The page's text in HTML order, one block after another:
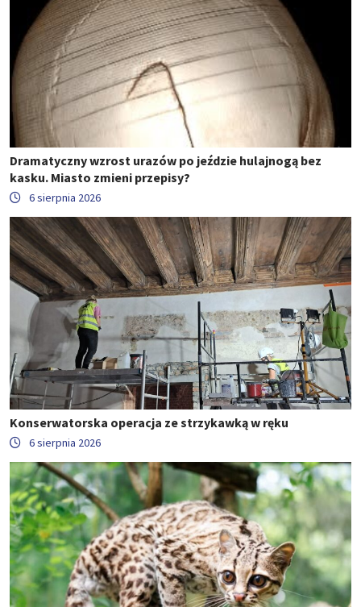
Dramatyczny wzrost urazów po jeździe hulajnogą bez
kasku. Miasto zmieni przepisy?
6 sierpnia 2026
Konserwatorska operacja ze strzykawką w ręku
6 sierpnia 2026